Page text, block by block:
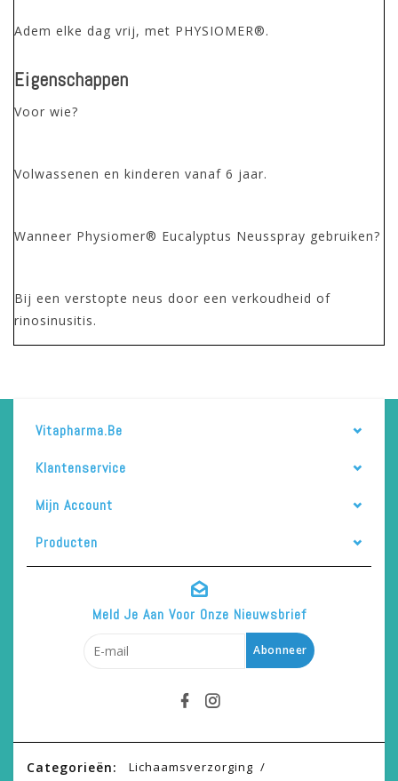
Adem elke dag vrij, met PHYSIOMER®.
Eigenschappen
Voor wie?
Volwassenen en kinderen vanaf 6 jaar.
Wanneer Physiomer® Eucalyptus Neusspray gebruiken?
Bij een verstopte neus door een verkoudheid of
rinosinusitis.
Vitapharma.be
Klantenservice
Mijn Account
Producten
Meld Je Aan Voor Onze Nieuwsbrief
Abonneer
Categorieën:
Lichaamsverzorging